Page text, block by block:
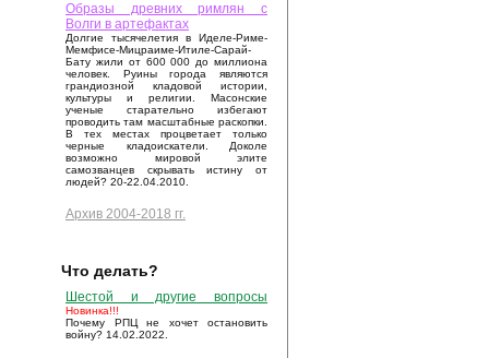
Образы древних римлян с
Волги в артефактах
Долгие тысячелетия в Иделе-Риме-
Мемфисе-Мицраиме-Итиле-Сарай-
Бату жили от 600 000 до миллиона
человек. Руины города являются
грандиозной кладовой истории,
культуры и религии. Масонские
ученые старательно избегают
проводить там масштабные раскопки.
В тех местах процветает только
черные кладоискатели. Доколе
возможно мировой элите
самозванцев скрывать истину от
людей? 20-22.04.2010.
Архив 2004-2018 гг.
Что делать?
Шестой и другие вопросы
Новинка!!!
Почему РПЦ не хочет остановить
войну? 14.02.2022.